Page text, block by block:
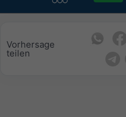
Vorhersage
teilen